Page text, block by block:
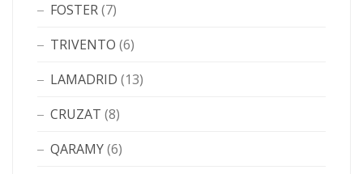
FOSTER(7)
TRIVENTO (6)
LAMADRID (13)
CRUZAT (8)
QARAMY(6)